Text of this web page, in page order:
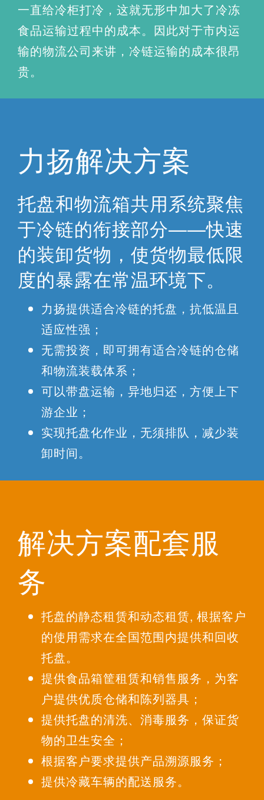
一直给冷柜打冷，这就无形中加大了冷冻
食品运输过程中的成本。因此对于市内运
输的物流公司来讲，冷链运输的成本很昂
贵。
力扬解决方案
托盘和物流箱共用系统聚焦
于冷链的衔接部分——快速
的装卸货物，使货物最低限
度的暴露在常温环境下。
力扬提供适合冷链的托盘，抗低温且
适应性强；
无需投资，即可拥有适合冷链的仓储
和物流装载体系；
可以带盘运输，异地归还，方便上下
游企业；
实现托盘化作业，无须排队，减少装
卸时间。
解决方案配套服
务
托盘的静态租赁和动态租赁, 根据客户
的使用需求在全国范围内提供和回收
托盘。
提供食品箱筐租赁和销售服务，为客
户提供优质仓储和陈列器具；
提供托盘的清洗、消毒服务，保证货
物的卫生安全；
根据客户要求提供产品溯源服务；
提供冷藏车辆的配送服务。